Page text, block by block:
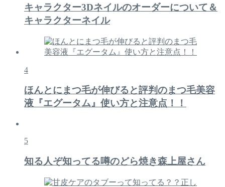
キャラクター3Dネイルのオーダーについて＆
キャラクターネイル
4
ほんとにまつ毛が伸びると評判のまつ毛美容
液『エグータム』使い方と注意点！！
5
知る人ぞ知ってる噂のどら焼き森上屋さん